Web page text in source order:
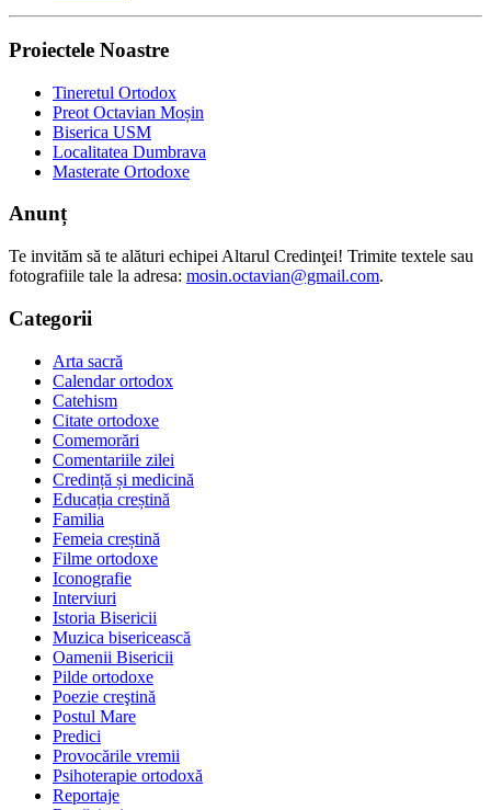
Proiectele Noastre
Tineretul Ortodox
Preot Octavian Moșin
Biserica USM
Localitatea Dumbrava
Masterate Ortodoxe
Anunț
Te invităm să te alături echipei Altarul Credinţei! Trimite textele sau
fotografiile tale la adresa: mosin.octavian@gmail.com.
Categorii
Arta sacră
Calendar ortodox
Catehism
Citate ortodoxe
Comemorări
Comentariile zilei
Credință și medicină
Educația creștină
Familia
Femeia creștină
Filme ortodoxe
Iconografie
Interviuri
Istoria Bisericii
Muzica bisericească
Oamenii Bisericii
Pilde ortodoxe
Poezie creştină
Postul Mare
Predici
Provocările vremii
Psihoterapie ortodoxă
Reportaje